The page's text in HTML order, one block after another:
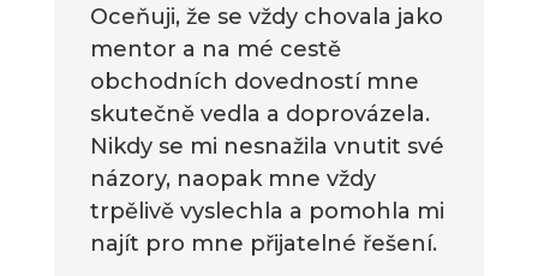
Oceňuji, že se vždy chovala jako
mentor a na mé cestě
obchodních dovedností mne
skutečně vedla a doprovázela.
Nikdy se mi nesnažila vnutit své
názory, naopak mne vždy
trpělivě vyslechla a pomohla mi
najít pro mne přijatelné řešení.